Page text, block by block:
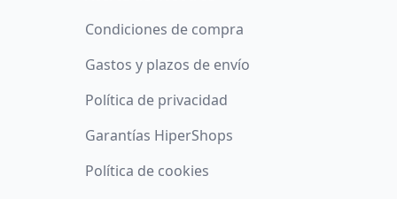
Condiciones de compra
Gastos y plazos de envío
Política de privacidad
Garantías HiperShops
Política de cookies